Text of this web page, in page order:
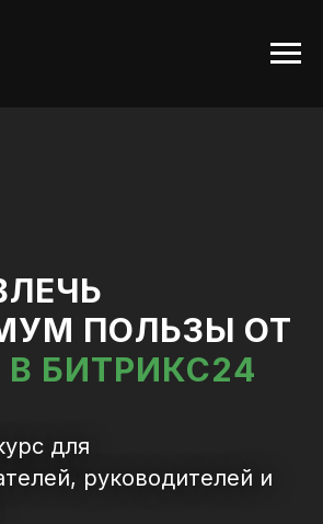
ПОЛЬЗЫ ОТ
БИТРИКС24
для
руководителей и